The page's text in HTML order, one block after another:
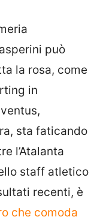
può
la rosa, come
in
sta faticando
l’Atalanta
staff atletico
recenti, è
che comoda